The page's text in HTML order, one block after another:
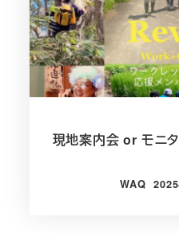
現地案内会 or モニ
WAQ 投稿